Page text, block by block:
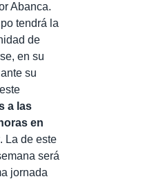
Abanca.
tendrá la
de
en su
su
a las
en
. La de este
será
jornada